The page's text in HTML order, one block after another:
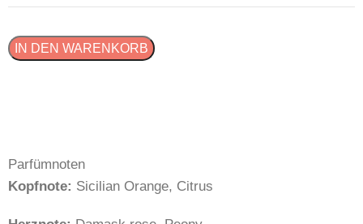
IN DEN WARENKORB
Parfümnoten
Kopfnote: Sicilian Orange, Citrus